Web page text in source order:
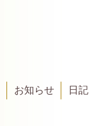
お知らせ 日記